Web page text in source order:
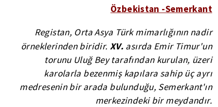
Özbekistan -Semerkant
Registan, Orta Asya Türk mimarlığının nadir
örneklerinden biridir. XV. asırda Emir Timur'un
torunu Uluğ Bey tarafından kurulan, üzeri
karolarla bezenmiş kapılara sahip üç ayrı
medresenin bir arada bulunduğu, Semerkant'ın
merkezindeki bir meydandır.